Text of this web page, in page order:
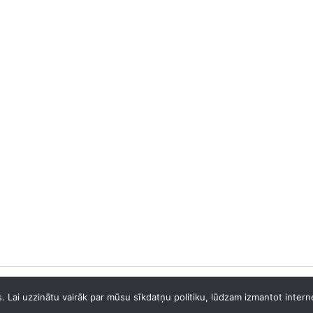
uzzinātu vairāk par mūsu sīkdatņu politiku, lūdzam izmantot